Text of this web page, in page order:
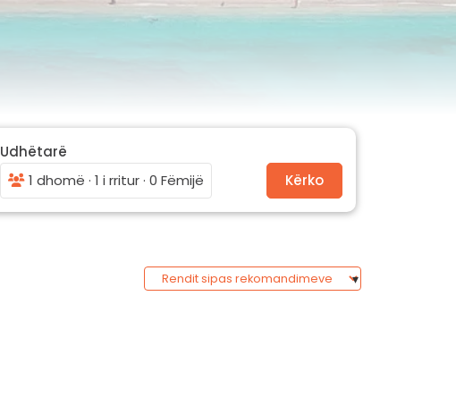
Udhëtarë
1 dhomë · 1 i rritur · 0 Fëmijë
Kërko